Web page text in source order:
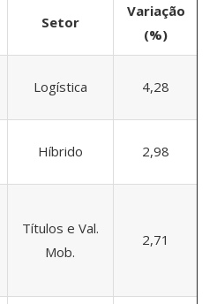
Setor
Variação
(%)
Logística 4,28
Híbrido 2,98
Títulos e Val.
Mob.
2,71